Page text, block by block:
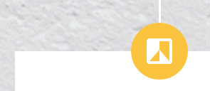

